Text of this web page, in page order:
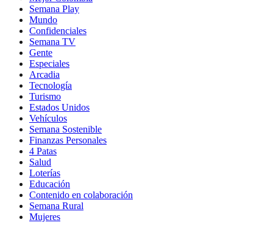
Semana Play
Mundo
Confidenciales
Semana TV
Gente
Especiales
Arcadia
Tecnología
Turismo
Estados Unidos
Vehículos
Semana Sostenible
Finanzas Personales
4 Patas
Salud
Loterías
Educación
Contenido en colaboración
Semana Rural
Mujeres